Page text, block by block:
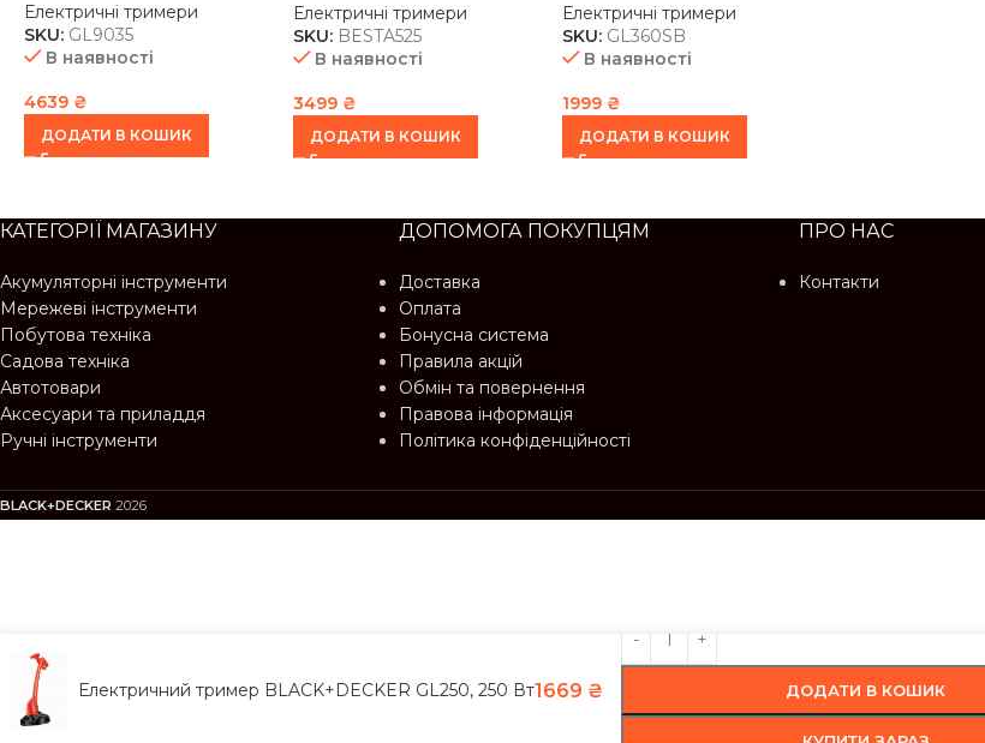
Електричні тримери
SKU: GL9035
В наявності
4639 ₴
ДОДАТИ В КОШИК
Електричні тримери
SKU: BESTA525
В наявності
3499 ₴
ДОДАТИ В КОШИК
Електричні тримери
SKU: GL360SB
В наявності
1999 ₴
ДОДАТИ В КОШИК
КАТЕГОРІЇ МАГАЗИНУ
Акумуляторні інструменти
Мережеві інструменти
Побутова техніка
Садова техніка
Автотовари
Аксесуари та приладдя
Ручні інструменти
ДОПОМОГА ПОКУПЦЯМ
Доставка
Оплата
Бонусна система
Правила акцій
Обмін та повернення
Правова інформація
Політика конфіденційності
ПРО НАС
Контакти
BLACK+DECKER 2026
Електричний тример BLACK+DECKER GL250, 250 Вт1669 ₴ ДОДАТИ В КОШИК